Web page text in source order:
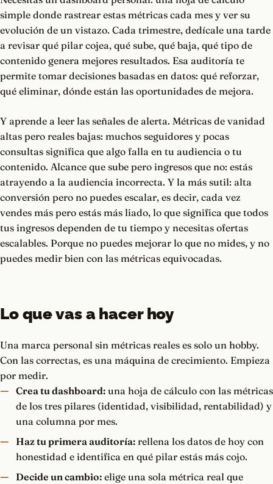
simple donde rastrear estas métricas cada mes y ver su
evolución de un vistazo. Cada trimestre, dedícale una tarde
a revisar qué pilar cojea, qué sube, qué baja, qué tipo de
contenido genera mejores resultados. Esa auditoría te
permite tomar decisiones basadas en datos: qué reforzar,
qué eliminar, dónde están las oportunidades de mejora.
Y aprende a leer las señales de alerta. Métricas de vanidad
altas pero reales bajas: muchos seguidores y pocas
consultas significa que algo falla en tu audiencia o tu
contenido. Alcance que sube pero ingresos que no: estás
atrayendo a la audiencia incorrecta. Y la más sutil: alta
conversión pero no puedes escalar, es decir, cada vez
vendes más pero estás más liado, lo que significa que todos
tus ingresos dependen de tu tiempo y necesitas ofertas
escalables. Porque no puedes mejorar lo que no mides, y no
puedes medir bien con las métricas equivocadas.
Lo que vas a hacer hoy
Una marca personal sin métricas reales es solo un hobby.
Con las correctas, es una máquina de crecimiento. Empieza
por medir.
Crea tu dashboard:una hoja de cálculo con las métricas
de los tres pilares (identidad, visibilidad, rentabilidad) y
una columna por mes.
Haz tu primera auditoría:rellena los datos de hoy con
honestidad e identifica en qué pilar estás más cojo.
Decide un cambio:elige una sola métrica real que